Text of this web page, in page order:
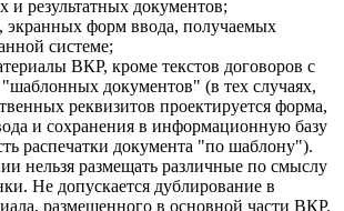
результатных документов;
экранных форм ввода, получаемых
системе;
ВКР, кроме текстов договоров с
документов" (в тех случаях,
реквизитов проектируется форма,
и сохранения в информационную базу
распечатки документа "по шаблону").
нельзя размещать различные по смыслу
Не допускается дублирование в
размещенного в основной части ВКР.